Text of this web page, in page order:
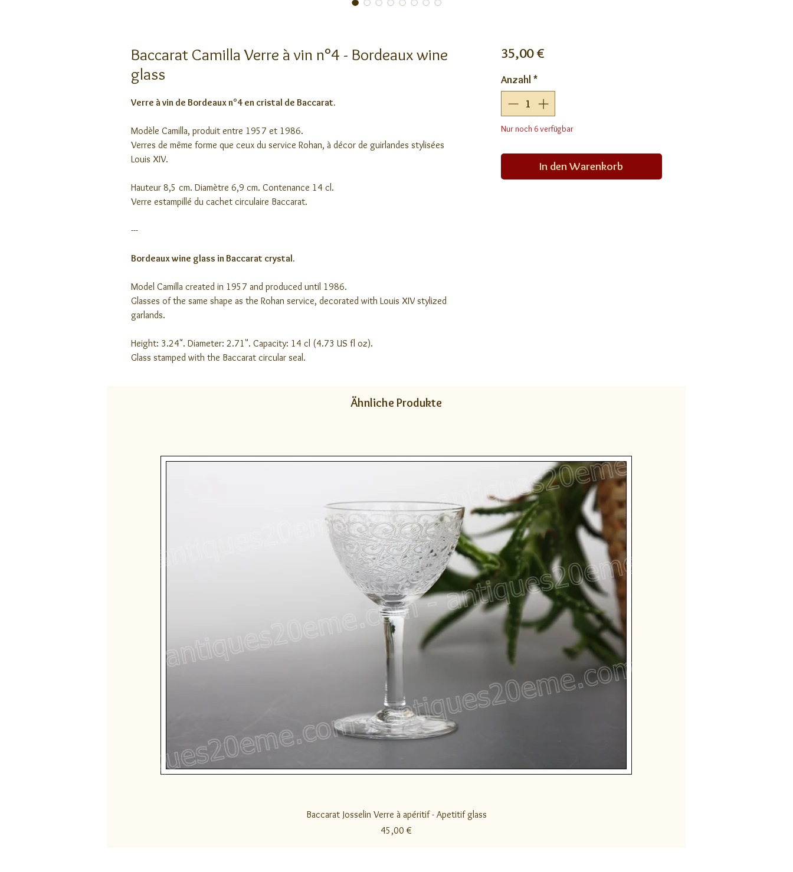
Baccarat Camilla Verre à vin n°4 - Bordeaux wine
glass
Verre à vin de Bordeaux n°4 en cristal de Baccarat.
Modèle Camilla, produit entre 1957 et 1986.
Verres de même forme que ceux du service Rohan, à décor de guirlandes stylisées
Louis XIV.
Hauteur 8,5 cm. Diamètre 6,9 cm. Contenance 14 cl.
Verre estampillé du cachet circulaire Baccarat.
---
Bordeaux wine glass in Baccarat crystal.
Model Camilla created in 1957 and produced until 1986.
Glasses of the same shape as the Rohan service, decorated with Louis XIV stylized
garlands.
Height: 3.24". Diameter: 2.71". Capacity: 14 cl (4.73 US fl oz).
Glass stamped with the Baccarat circular seal.
35,00 €Preis
Anzahl*
Nur noch 6 verfügbar
In den Warenkorb
Ähnliche Produkte
Schnellansicht
Baccarat Josselin Verre à apéritif - Apetitif glass
Preis
45,00 €